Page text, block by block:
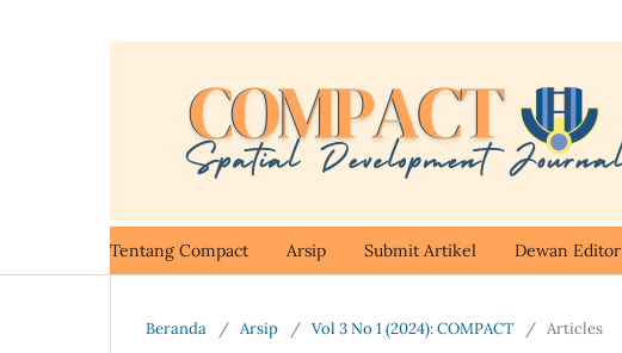
Tentang Compact Arsip Submit Artikel Dewan Editor
Beranda / Arsip / Vol 3 No 1 (2024): COMPACT / Articles